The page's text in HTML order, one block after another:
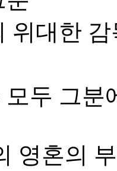
위대한
두 그분
영혼의